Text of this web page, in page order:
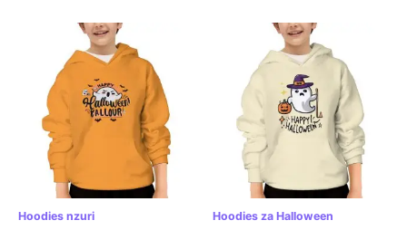
Hoodies nzuri Hoodies za Halloween